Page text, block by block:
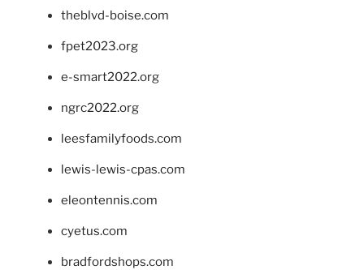
theblvd-boise.com
fpet2023.org
e-smart2022.org
ngrc2022.org
leesfamilyfoods.com
lewis-lewis-cpas.com
eleontennis.com
cyetus.com
bradfordshops.com